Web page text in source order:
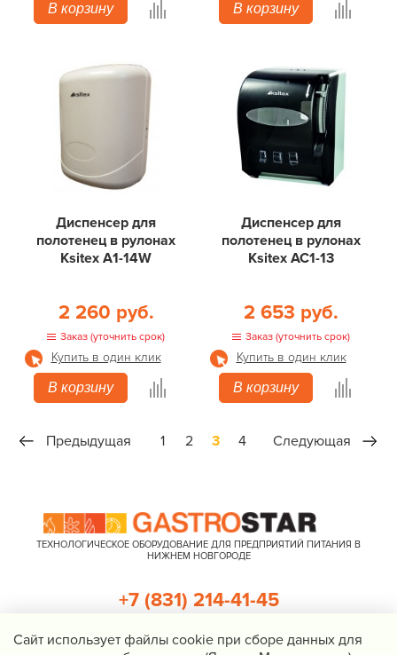
В корзину
В корзину
Диспенсер для
полотенец в рулонах
Ksitex A1-14W
2 260 руб.
Заказ (уточнить срок)
Купить в один клик
В корзину
Диспенсер для
полотенец в рулонах
Ksitex AC1-13
2 653 руб.
Заказ (уточнить срок)
Купить в один клик
В корзину
Предыдущая 1 2 3 4 Следующая
ТЕХНОЛОГИЧЕСКОЕ ОБОРУДОВАНИЕ ДЛЯ ПРЕДПРИЯТИЙ ПИТАНИЯ В
НИЖНЕМ НОВГОРОДЕ
+7 (831) 214-41-45
Cайт использует файлы cookie при сборе данных для